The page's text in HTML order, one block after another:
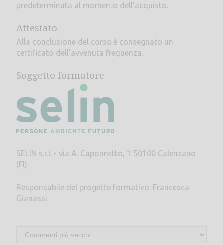
predeterminata al momento dell'acquisto.
Attestato
Alla conclusione del corso è consegnato un
certificato dell'avvenuta frequenza.
Soggetto formatore
SELIN s.r.l. - via A. Caponnetto, 1 50100 Calenzano
(FI)
Responsabile del progetto formativo: Francesca
Gianassi